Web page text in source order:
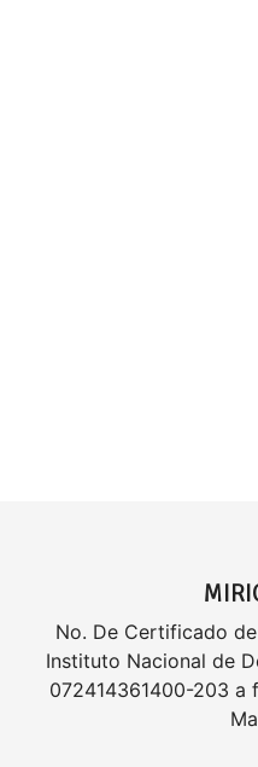
No. De Certificado
Instituto Nacional de
072414361400-203 a